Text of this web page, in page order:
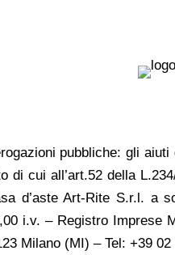
pubbliche: gli
di cui all’art.52 della
d’aste Art-Rite S.r.l. a
i.v. – Registro Imprese
Milano (MI) – Tel: +39 02